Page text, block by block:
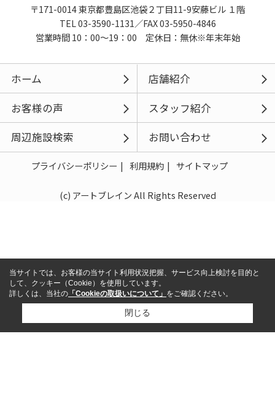
〒171-0014 東京都豊島区池袋２丁目11-9安藤ビル １階
TEL 03-3590-1131／FAX 03-5950-4846
営業時間 10：00～19：00 定休日：無休※年末年始
ホーム
店舗紹介
お客様の声
スタッフ紹介
周辺施設検索
お問い合わせ
プライバシーポリシー 利用規約 サイトマップ
(c) アートブレイン All Rights Reserved
当サイトでは、お客様の当サイト利用状況把握、サービス向上検討を目的と
して、クッキー（Cookie）を使用しています。
詳しくは、当社の 「Cookieの取扱いについて」 をご確認ください。
閉じる